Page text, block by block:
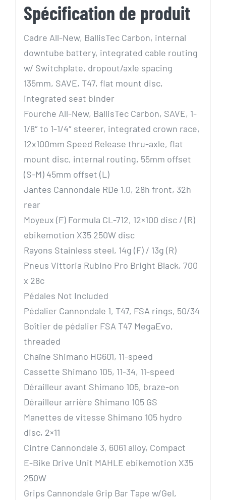
Spécification de produit
Cadre All-New, BallisTec Carbon, internal
downtube battery, integrated cable routing
w/ Switchplate, dropout/axle spacing
135mm, SAVE, T47, flat mount disc,
integrated seat binder
Fourche All-New, BallisTec Carbon, SAVE, 1-
1/8″ to 1-1/4″ steerer, integrated crown race,
12x100mm Speed Release thru-axle, flat
mount disc, internal routing, 55mm offset
(S-M) 45mm offset (L)
Jantes Cannondale RDe 1.0, 28h front, 32h
rear
Moyeux (F) Formula CL-712, 12×100 disc / (R)
ebikemotion X35 250W disc
Rayons Stainless steel, 14g (F) / 13g (R)
Pneus Vittoria Rubino Pro Bright Black, 700
x 28c
Pédales Not Included
Pédalier Cannondale 1, T47, FSA rings, 50/34
Boîtier de pédalier FSA T47 MegaEvo,
threaded
Chaîne Shimano HG601, 11-speed
Cassette Shimano 105, 11-34, 11-speed
Dérailleur avant Shimano 105, braze-on
Dérailleur arrière Shimano 105 GS
Manettes de vitesse Shimano 105 hydro
disc, 2×11
Cintre Cannondale 3, 6061 alloy, Compact
E-Bike Drive Unit MAHLE ebikemotion X35
250W
Grips Cannondale Grip Bar Tape w/Gel,